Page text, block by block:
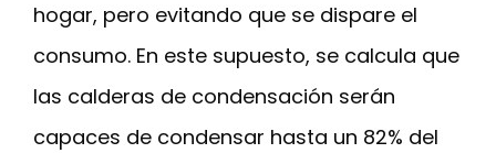
hogar, pero evitando que se dispare el
consumo. En este supuesto, se calcula que
las calderas de condensación serán
capaces de condensar hasta un 82% del